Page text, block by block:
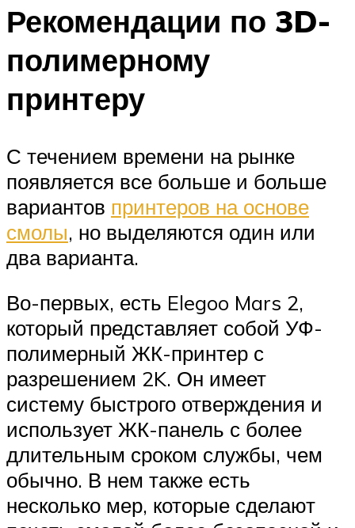
Рекомендации по 3D-
полимерному
принтеру
С течением времени на рынке
появляется все больше и больше
вариантов принтеров на основе
смолы, но выделяются один или
два варианта.
Во-первых, есть Elegoo Mars 2,
который представляет собой УФ-
полимерный ЖК-принтер с
разрешением 2K. Он имеет
систему быстрого отверждения и
использует ЖК-панель с более
длительным сроком службы, чем
обычно. В нем также есть
несколько мер, которые сделают